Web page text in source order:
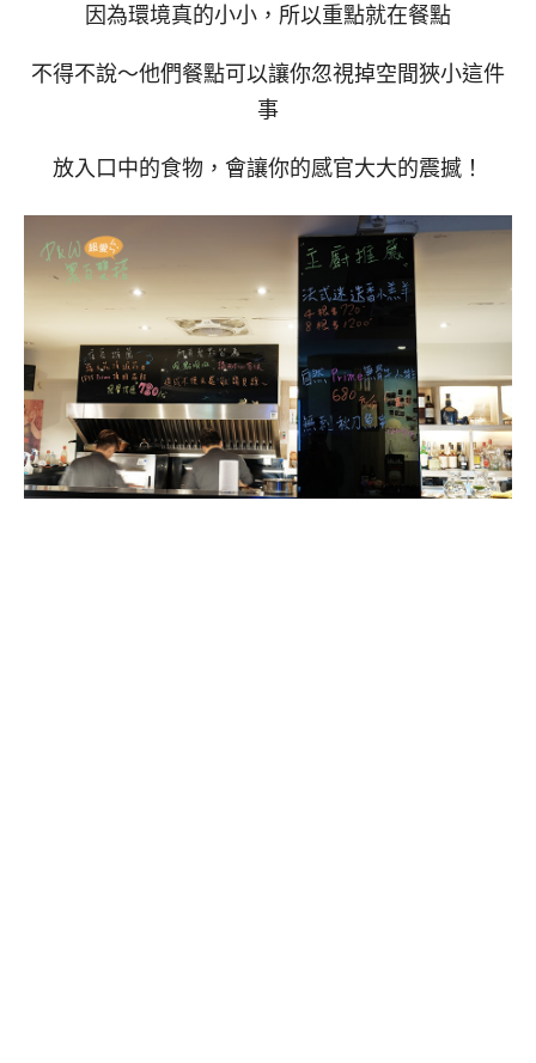
因為環境真的小小，所以重點就在餐點
不得不說～他們餐點可以讓你忽視掉空間狹小這件
事
放入口中的食物，會讓你的感官大大的震撼！